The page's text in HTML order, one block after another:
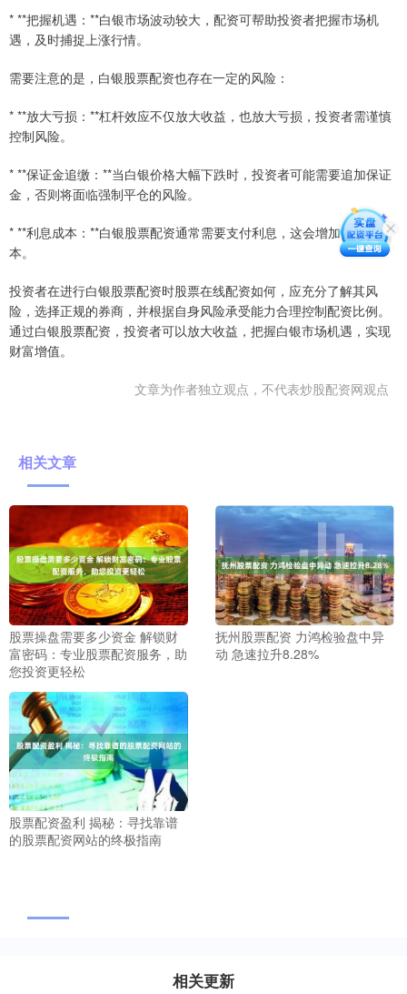
* **把握机遇：**白银市场波动较大，配资可帮助投资者把握市场机
遇，及时捕捉上涨行情。
需要注意的是，白银股票配资也存在一定的风险：
* **放大亏损：**杠杆效应不仅放大收益，也放大亏损，投资者需谨慎
控制风险。
* **保证金追缴：**当白银价格大幅下跌时，投资者可能需要追加保证
金，否则将面临强制平仓的风险。
* **利息成本：**白银股票配资通常需要支付利息，这会增加投资成
本。
投资者在进行白银股票配资时股票在线配资如何，应充分了解其风
险，选择正规的券商，并根据自身风险承受能力合理控制配资比例。
通过白银股票配资，投资者可以放大收益，把握白银市场机遇，实现
财富增值。
文章为作者独立观点，不代表炒股配资网观点
相关文章
股票操盘需要多少资金 解锁财
富密码：专业股票配资服务，助
您投资更轻松
抚州股票配资 力鸿检验盘中异
动 急速拉升8.28%
股票配资盈利 揭秘：寻找靠谱
的股票配资网站的终极指南
相关更新